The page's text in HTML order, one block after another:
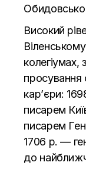
Високий
просування
кар’єри:
писарем
писарем
1706 р. —
до